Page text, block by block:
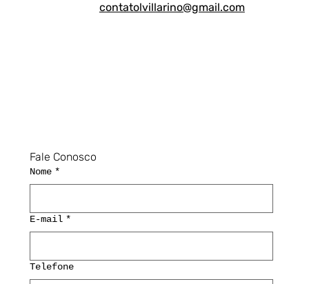
Fale Conosco
Nome *
E-mail *
Telefone
contatolvillarino@gmail.com